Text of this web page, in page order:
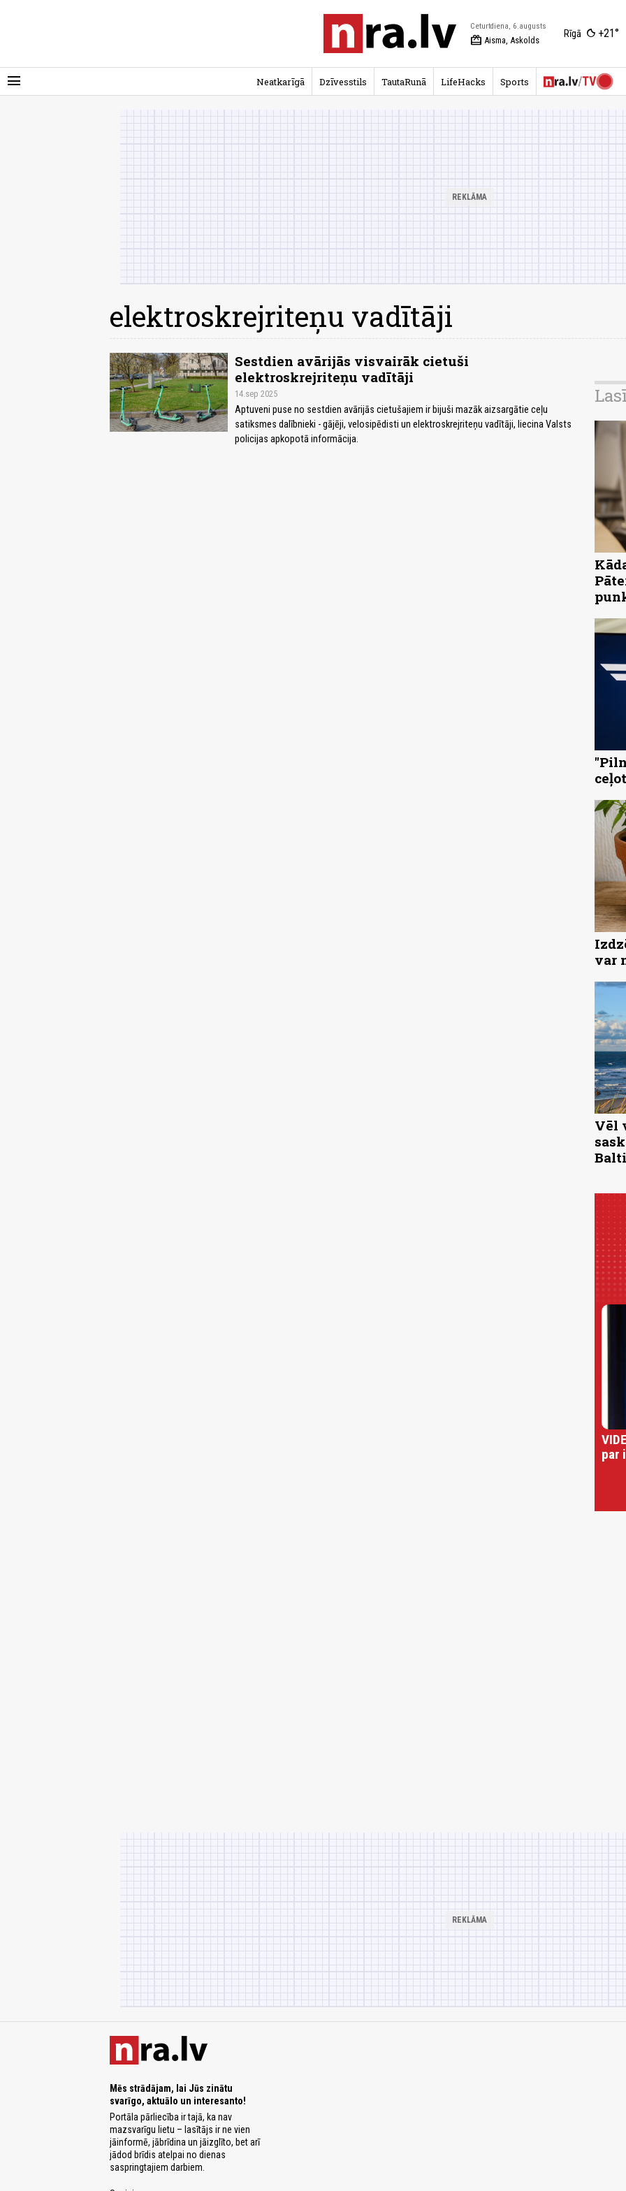
menu
Ceturtdiena, 6.augusts
redeem Aisma, Askolds
Rīgā +21°
Neatkarīgā Dzīvesstils TautaRunā LifeHacks Sports
elektroskrejriteņu vadītāji
Sestdien avārijās visvairāk cietuši
elektroskrejriteņu vadītāji
14.sep 2025
Aptuveni puse no sestdien avārijās cietušajiem ir bijuši mazāk aizsargātie ceļu
satiksmes dalībnieki - gājēji, velosipēdisti un elektroskrejriteņu vadītāji, liecina Valsts
policijas apkopotā informācija.
var
Vēl
par
Mēs strādājam, lai Jūs zinātu
svarīgo, aktuālo un interesanto!
Portāla pārliecība ir tajā, ka nav
mazsvarīgu lietu – lasītājs ir ne vien
jāinformē, jābrīdina un jāizglīto, bet arī
jādod brīdis atelpai no dienas
saspringtajiem darbiem.